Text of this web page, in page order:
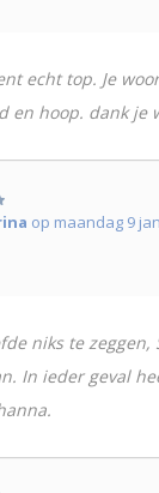
echt top. Je
en hoop. dank je
op maandag 9
niks te
In ieder geval